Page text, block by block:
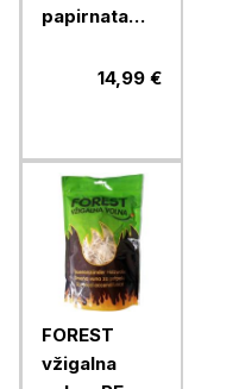
papirnata
14,99 €
FOREST
vžigalna